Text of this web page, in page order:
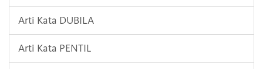
Arti Kata DUBILA
Arti Kata PENTIL